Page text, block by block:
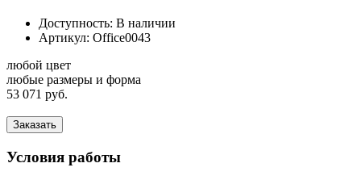
Доступность: В наличии
Артикул: Office0043
любой цвет
любые размеры и форма
53 071 руб.
Заказать
Условия работы